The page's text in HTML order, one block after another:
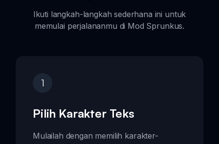
Ikuti langkah-langkah sederhana ini untuk
memulai perjalananmu di Mod Sprunkus.
1
Pilih Karakter Teks
Mulailah dengan memilih karakter-